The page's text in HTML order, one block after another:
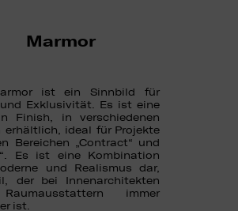
Marmor
ist ein Sinnbild für
Exklusivität. Es ist eine
Finish, in verschiedenen
erhältlich, ideal für Projekte
Bereichen „Contract“ und
Es ist eine Kombination
und Realismus dar,
der bei Innenarchitekten
immer
ist.